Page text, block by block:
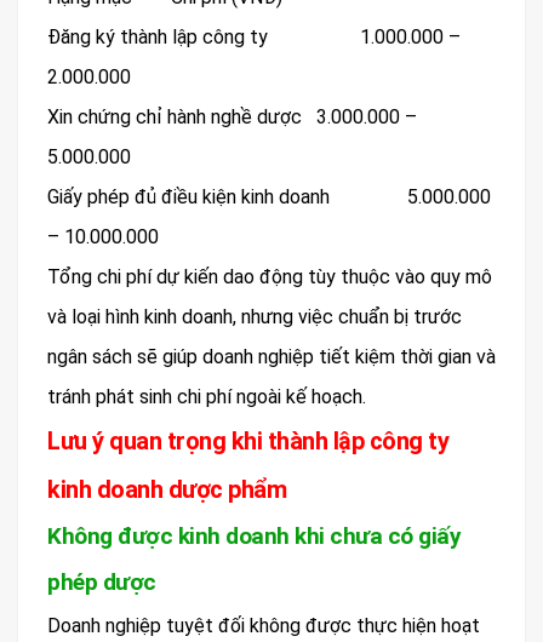
Đăng ký thành lập công ty 1.000.000 –
2.000.000
Xin chứng chỉ hành nghề dược 3.000.000 –
5.000.000
Giấy phép đủ điều kiện kinh doanh 5.000.000
– 10.000.000
Tổng chi phí dự kiến dao động tùy thuộc vào quy mô
và loại hình kinh doanh, nhưng việc chuẩn bị trước
ngân sách sẽ giúp doanh nghiệp tiết kiệm thời gian và
tránh phát sinh chi phí ngoài kế hoạch.
Lưu ý quan trọng khi thành lập công ty
kinh doanh dược phẩm
Không được kinh doanh khi chưa có giấy
phép dược
Doanh nghiệp tuyệt đối không được thực hiện hoạt